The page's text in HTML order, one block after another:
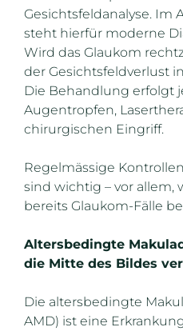
Gesichtsfeldanalyse. Im
steht hierfür moderne
Wird das Glaukom
der Gesichtsfeldverlust
Die Behandlung erfolgt
Augentropfen,
chirurgischen Eingriff.
Regelmässige
sind wichtig – vor allem,
bereits Glaukom-Fälle
Altersbedingte
die Mitte des Bildes
Die altersbedingte
AMD) ist eine